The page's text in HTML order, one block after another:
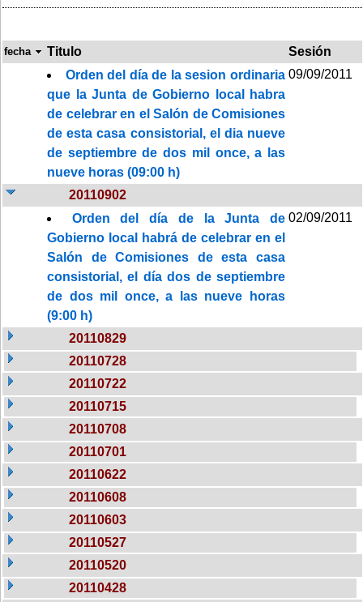
fecha Titulo
Sesión
Orden del día de la sesion ordinaria
que la Junta de Gobierno local habra
de celebrar en el Salón de Comisiones
de esta casa consistorial, el dia nueve
de septiembre de dos mil once, a las
nueve horas (09:00 h)
09/09/2011
20110902
Orden del día de la Junta de
Gobierno local habrá de celebrar en el
Salón de Comisiones de esta casa
consistorial, el día dos de septiembre
de dos mil once, a las nueve horas
(9:00 h)
02/09/2011
20110829
20110728
20110722
20110715
20110708
20110701
20110622
20110608
20110603
20110527
20110520
20110428